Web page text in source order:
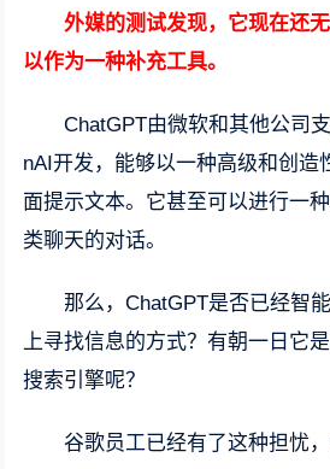
外媒的测试发现，它现在还
以作为一种补充工具。
ChatGPT由微软和其他公司
nAI开发，能够以一种高级和创造
面提示文本。它甚至可以进行一
类聊天的对话。
那么，ChatGPT是否已经智
上寻找信息的方式？有朝一日它
搜索引擎呢？
谷歌员工已经有了这种担忧